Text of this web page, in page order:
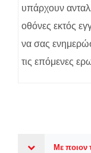
υπάρχουν
οθόνες εκτός
να σας
τις επόμενες
Με ποιον